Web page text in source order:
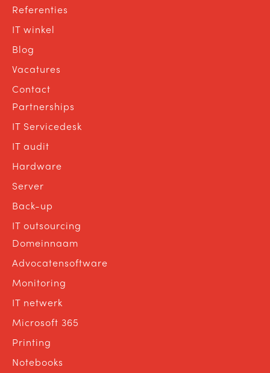
Referenties
IT winkel
Blog
Vacatures
Contact
Partnerships
IT Servicedesk
IT audit
Hardware
Server
Back-up
IT outsourcing
Domeinnaam
Advocatensoftware
Monitoring
IT netwerk
Microsoft 365
Printing
Notebooks